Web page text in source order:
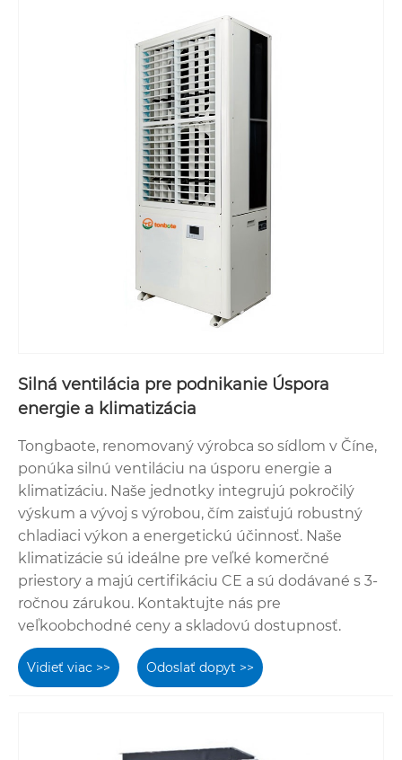
Silná ventilácia pre podnikanie Úspora
energie a klimatizácia
Tongbaote, renomovaný výrobca so sídlom v Číne,
ponúka silnú ventiláciu na úsporu energie a
klimatizáciu. Naše jednotky integrujú pokročilý
výskum a vývoj s výrobou, čím zaisťujú robustný
chladiaci výkon a energetickú účinnosť. Naše
klimatizácie sú ideálne pre veľké komerčné
priestory a majú certifikáciu CE a sú dodávané s 3-
ročnou zárukou. Kontaktujte nás pre
veľkoobchodné ceny a skladovú dostupnosť.
Vidieť viac >> Odoslať dopyt >>